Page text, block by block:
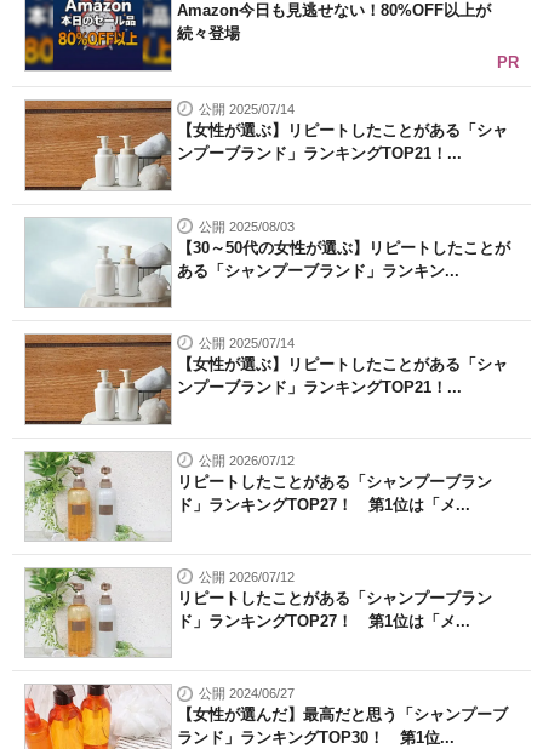
エネルギーの専門メディア
建設×テクノロジーの最前線
ちょっと気になるネットの話題
Amazon今日も見逃せない！80%OFF以上が
続々登場
PR
公開 2025/07/14
【女性が選ぶ】リピートしたことがある「シャ
ンプーブランド」ランキングTOP21！...
公開 2025/08/03
【30～50代の女性が選ぶ】リピートしたことが
ある「シャンプーブランド」ランキン...
公開 2025/07/14
【女性が選ぶ】リピートしたことがある「シャ
ンプーブランド」ランキングTOP21！...
公開 2026/07/12
リピートしたことがある「シャンプーブラン
ド」ランキングTOP27！ 第1位は「メ...
公開 2026/07/12
リピートしたことがある「シャンプーブラン
ド」ランキングTOP27！ 第1位は「メ...
公開 2024/06/27
【女性が選んだ】最高だと思う「シャンプーブ
ランド」ランキングTOP30！ 第1位...